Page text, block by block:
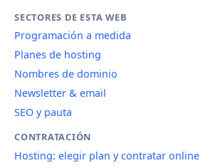
SECTORES DE ESTA WEB
Programación a medida
Planes de hosting
Nombres de dominio
Newsletter & email
SEO y pauta
CONTRATACIÓN
Hosting: elegir plan y contratar online